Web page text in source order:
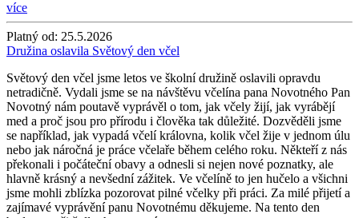
více
Platný od: 25.5.2026
Družina oslavila Světový den včel
Světový den včel jsme letos ve školní družině oslavili opravdu
netradičně. Vydali jsme se na návštěvu včelína pana Novotného Pan
Novotný nám poutavě vyprávěl o tom, jak včely žijí, jak vyrábějí
med a proč jsou pro přírodu i člověka tak důležité. Dozvěděli jsme
se například, jak vypadá včelí královna, kolik včel žije v jednom úlu
nebo jak náročná je práce včelaře během celého roku. Někteří z nás
překonali i počáteční obavy a odnesli si nejen nové poznatky, ale
hlavně krásný a nevšední zážitek. Ve včelíně to jen hučelo a všichni
jsme mohli zblízka pozorovat pilné včelky při práci. Za milé přijetí a
zajímavé vyprávění panu Novotnému děkujeme. Na tento den